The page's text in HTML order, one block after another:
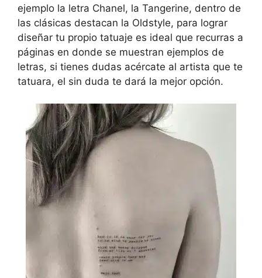
ejemplo la letra Chanel, la Tangerine, dentro de
las clásicas destacan la Oldstyle, para lograr
diseñar tu propio tatuaje es ideal que recurras a
páginas en donde se muestran ejemplos de
letras, si tienes dudas acércate al artista que te
tatuara, el sin duda te dará la mejor opción.